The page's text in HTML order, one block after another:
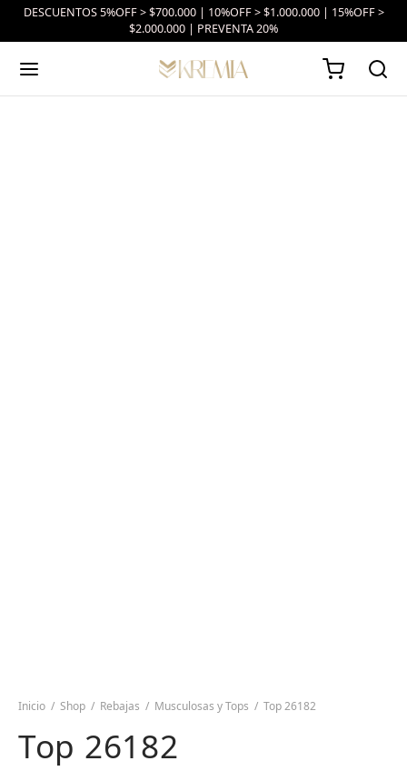
DESCUENTOS 5%OFF > $700.000 | 10%OFF > $1.000.000 | 15%OFF >
$2.000.000 | PREVENTA 20%
Inicio / Shop / Rebajas / Musculosas y Tops / Top 26182
Top 26182